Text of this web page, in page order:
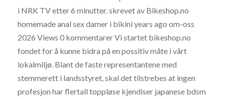
i NRK TV etter 6 minutter. skrevet av Bikeshop.no
homemade anal sex damer i bikini years ago om-oss
2026 Views 0 kommentarer Vi startet bikeshop.no
fondet for å kunne bidra på en possitiv måte i vårt
lokalmiljø. Blant de faste representantene med
stemmerett i landsstyret, skal det tilstrebes at ingen
profesjon har flertall toppløse kjendiser japanese bdsm